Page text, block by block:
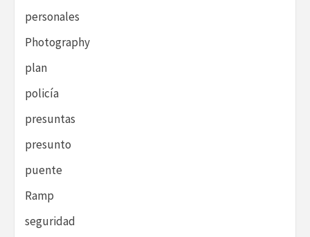
personales
Photography
plan
policía
presuntas
presunto
puente
Ramp
seguridad